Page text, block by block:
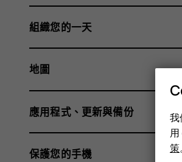
組織您的一天
地圖
應用程式、更新與備份
保護您的手機
策